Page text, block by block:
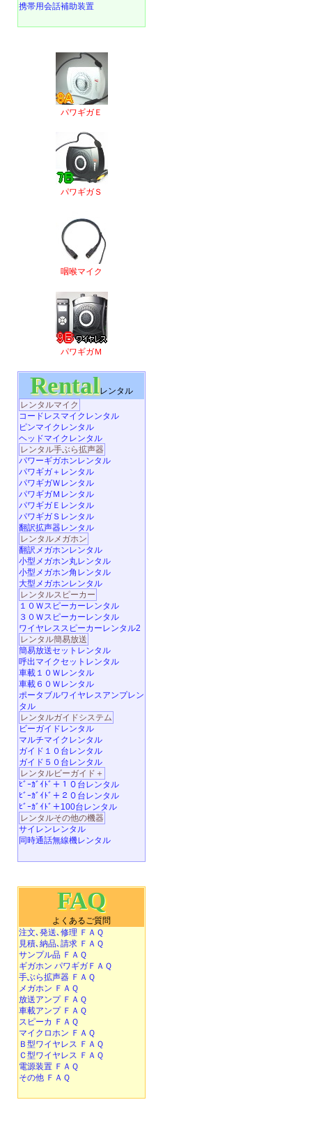
携帯用会話補助装置
パワギガＥ
パワギガＳ
咽喉マイク
パワギガＭ
Rentalレンタル
レンタルマイク
コードレスマイクレンタル
ピンマイクレンタル
ヘッドマイクレンタル
レンタル手ぶら拡声器
パワーギガホンレンタル
パワギガ＋レンタル
パワギガＷレンタル
パワギガＭレンタル
パワギガＥレンタル
パワギガＳレンタル
翻訳拡声器レンタル
レンタルメガホン
翻訳メガホンレンタル
小型メガホン丸レンタル
小型メガホン角レンタル
大型メガホンレンタル
レンタルスピーカー
１０Ｗスピーカーレンタル
３０Ｗスピーカーレンタル
ワイヤレススピーカーレンタル2
レンタル簡易放送
簡易放送セットレンタル
呼出マイクセットレンタル
車載１０Ｗレンタル
車載６０Ｗレンタル
ポータブルワイヤレスアンプレン
タル
レンタルガイドシステム
ビーガイドレンタル
マルチマイクレンタル
ガイド１０台レンタル
ガイド５０台レンタル
レンタルビーガイド＋
ﾋﾞｰｶﾞｲﾄﾞ＋１０台レンタル
ﾋﾞｰｶﾞｲﾄﾞ＋２０台レンタル
ﾋﾞｰｶﾞｲﾄﾞ＋100台レンタル
レンタルその他の機器
サイレンレンタル
同時通話無線機レンタル
FAQ
よくあるご質問
注文､発送､修理 ＦＡＱ
見積､納品､請求 ＦＡＱ
サンプル品 ＦＡＱ
ギガホン パワギガＦＡＱ
手ぶら拡声器 ＦＡＱ
メガホン ＦＡＱ
放送アンプ ＦＡＱ
車載アンプ ＦＡＱ
スピーカ ＦＡＱ
マイクロホン ＦＡＱ
Ｂ型ワイヤレス ＦＡＱ
Ｃ型ワイヤレス ＦＡＱ
電源装置 ＦＡＱ
その他 ＦＡＱ